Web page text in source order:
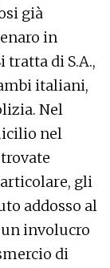
già
in
tratta di S.A.,
italiani,
Nel
nel
gli
addosso al
involucro
di